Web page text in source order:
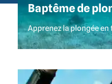
Baptême de
Apprenez la plongée